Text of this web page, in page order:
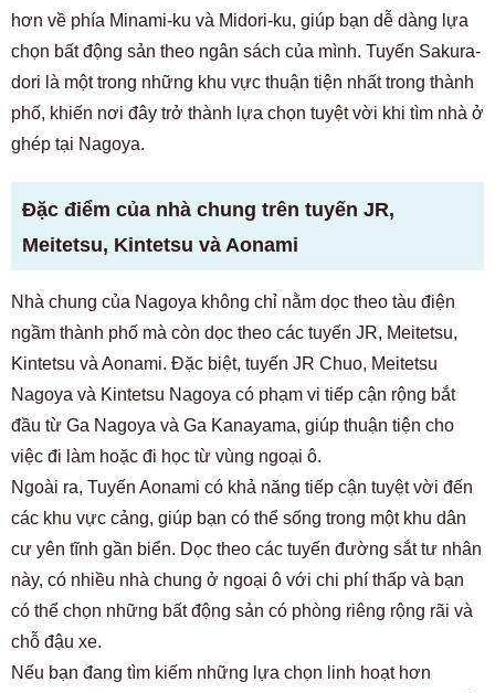
hơn về phía Minami-ku và Midori-ku, giúp bạn dễ dàng lựa
chọn bất động sản theo ngân sách của mình. Tuyến Sakura-
dori là một trong những khu vực thuận tiện nhất trong thành
phố, khiến nơi đây trở thành lựa chọn tuyệt vời khi tìm nhà ở
ghép tại Nagoya.
Đặc điểm của nhà chung trên tuyến JR,
Meitetsu, Kintetsu và Aonami
Nhà chung của Nagoya không chỉ nằm dọc theo tàu điện
ngầm thành phố mà còn dọc theo các tuyến JR, Meitetsu,
Kintetsu và Aonami. Đặc biệt, tuyến JR Chuo, Meitetsu
Nagoya và Kintetsu Nagoya có phạm vi tiếp cận rộng bắt
đầu từ Ga Nagoya và Ga Kanayama, giúp thuận tiện cho
việc đi làm hoặc đi học từ vùng ngoại ô.
Ngoài ra, Tuyến Aonami có khả năng tiếp cận tuyệt vời đến
các khu vực cảng, giúp bạn có thể sống trong một khu dân
cư yên tĩnh gần biển. Dọc theo các tuyến đường sắt tư nhân
này, có nhiều nhà chung ở ngoại ô với chi phí thấp và bạn
có thể chọn những bất động sản có phòng riêng rộng rãi và
chỗ đậu xe.
Nếu bạn đang tìm kiếm những lựa chọn linh hoạt hơn